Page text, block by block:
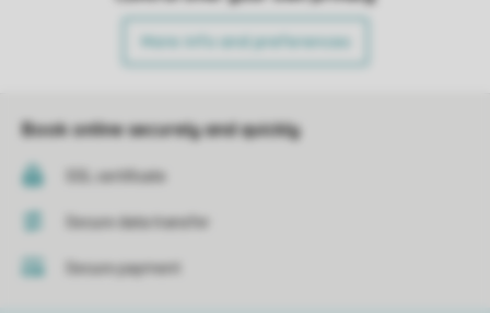
More info and preferences
Book online securely and quickly
SSL certificate
Secure data transfer
Secure payment